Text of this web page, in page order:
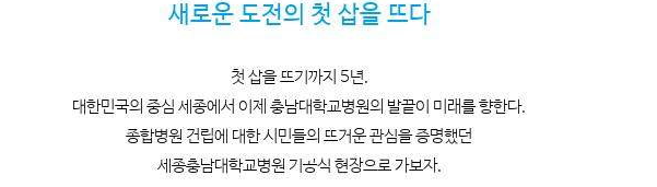
새로운 도전의 첫 삽을 뜨다
첫 삽을 뜨기까지 5년.
대한민국의 중심 세종에서 이제 충남대학교병원의 발끝이 미래를 향한다.
종합병원 건립에 대한 시민들의 뜨거운 관심을 증명했던
세종충남대학교병원 기공식 현장으로 가보자.